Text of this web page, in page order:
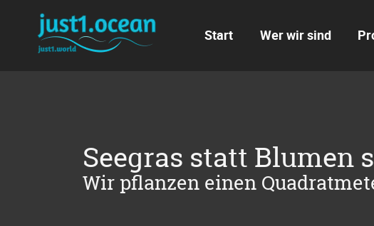
Navigation
überspringen
Start Wer wir sind
Seegras statt Blumen
Wir pflanzen einen